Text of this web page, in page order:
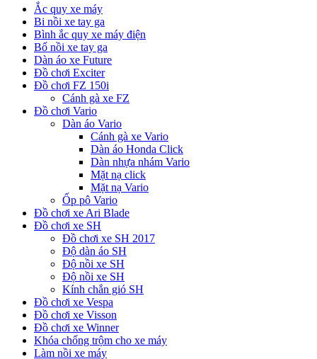
Ắc quy xe máy
Bi nồi xe tay ga
Bình ắc quy xe máy điện
Bố nồi xe tay ga
Dàn áo xe Future
Đồ chơi Exciter
Đồ chơi FZ 150i
Cánh gà xe FZ
Đồ chơi Vario
Dàn áo Vario
Cánh gà xe Vario
Dàn áo Honda Click
Dàn nhựa nhám Vario
Mặt nạ click
Mặt nạ Vario
Ốp pô Vario
Đồ chơi xe Ari Blade
Đồ chơi xe SH
Đồ chơi xe SH 2017
Độ dàn áo SH
Độ nồi xe SH
Độ nồi xe SH
Kính chắn gió SH
Đồ chơi xe Vespa
Đồ chơi xe Visson
Đồ chơi xe Winner
Khóa chống trộm cho xe máy
Làm nồi xe máy